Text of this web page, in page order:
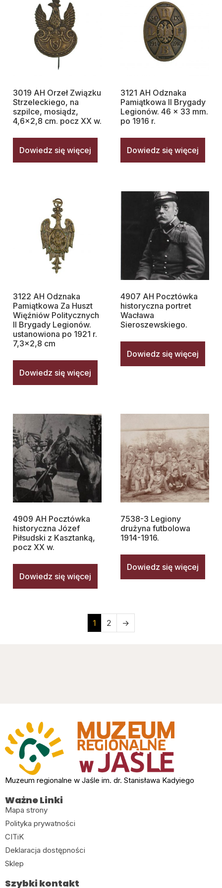
3019 AH Orzeł Związku
Strzeleckiego, na
szpilce, mosiądz,
4,6×2,8 cm. pocz XX w.
Dowiedz się więcej
3121 AH Odznaka
Pamiątkowa II Brygady
Legionów. 46 x 33 mm.
po 1916 r.
Dowiedz się więcej
3122 AH Odznaka
Pamiątkowa Za Huszt
Więźniów Politycznych
II Brygady Legionów.
ustanowiona po 1921 r.
7,3×2,8 cm
Dowiedz się więcej
4907 AH Pocztówka
historyczna portret
Wacława
Sieroszewskiego.
Dowiedz się więcej
4909 AH Pocztówka
historyczna Józef
Piłsudski z Kasztanką,
pocz XX w.
Dowiedz się więcej
7538-3 Legiony
drużyna futbolowa
1914-1916.
Dowiedz się więcej
1 2 →
Muzeum regionalne w Jaśle im. dr. Stanisława Kadyiego
Ważne Linki
Mapa strony
Polityka prywatności
CITiK
Deklaracja dostępności
Sklep
Szybki kontakt